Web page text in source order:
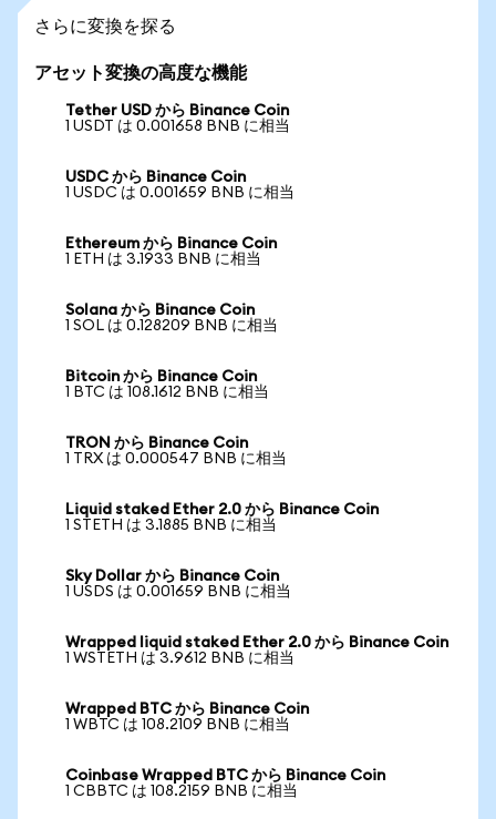
さらに変換を探る
アセット変換の高度な機能
Tether USD から Binance Coin
1 USDT は 0.001658 BNB に相当
USDC から Binance Coin
1 USDC は 0.001659 BNB に相当
Ethereum から Binance Coin
1 ETH は 3.1933 BNB に相当
Solana から Binance Coin
1 SOL は 0.128209 BNB に相当
Bitcoin から Binance Coin
1 BTC は 108.1612 BNB に相当
TRON から Binance Coin
1 TRX は 0.000547 BNB に相当
Liquid staked Ether 2.0 から Binance Coin
1 STETH は 3.1885 BNB に相当
Sky Dollar から Binance Coin
1 USDS は 0.001659 BNB に相当
Wrapped liquid staked Ether 2.0 から Binance Coin
1 WSTETH は 3.9612 BNB に相当
Wrapped BTC から Binance Coin
1 WBTC は 108.2109 BNB に相当
Coinbase Wrapped BTC から Binance Coin
1 CBBTC は 108.2159 BNB に相当